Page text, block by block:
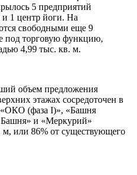
5 предприятий
и 1 центр йоги. На
свободными еще 9
под торговую функцию,
4,99 тыс. кв. м.
объем предложения
этажах сосредоточен в
«ОКО (фаза I)», «Башня
и «Меркурий»
м, или 86% от существующего